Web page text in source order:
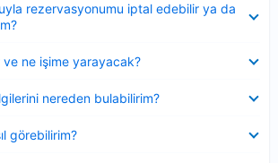
rezervasyonumu iptal edebilir ya da
ne işime yarayacak?
nereden bulabilirim?
görebilirim?